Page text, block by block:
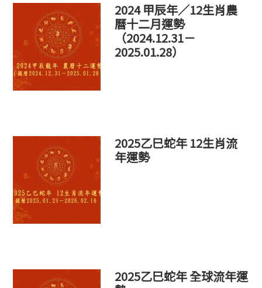
2024 甲辰年／12生肖農
曆十二月運勢
（2024.12.31－
2025.01.28）
2025乙巳蛇年 12生肖流
年運勢
2025乙巳蛇年 全球流年運